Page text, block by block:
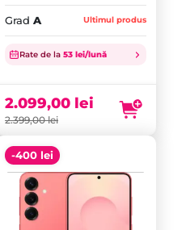
Grad A Ultimul produs
Rate de la 53 lei/lună
2.399,00lei
inițial
fost:
2.399,00 lei.
2.099,00 lei
Prețul
este:
2.099,00 lei.
-400 lei